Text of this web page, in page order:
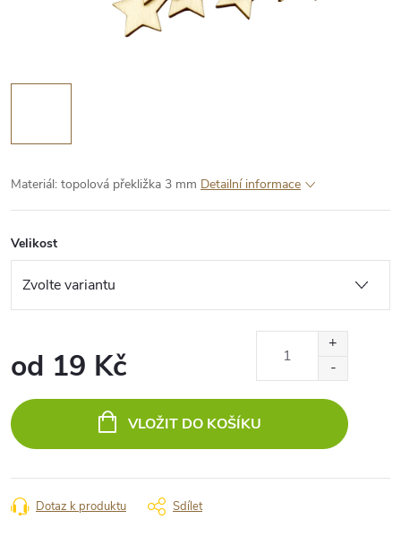
Materiál: topolová překližka 3 mm Detailní informace
Velikost
od 19 Kč
cena:
VLOŽIT DO KOŠÍKU
Dotaz k produktu Sdílet